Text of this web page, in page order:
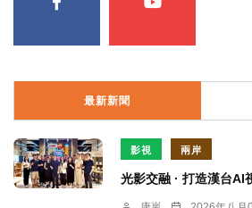
最新新聞
影視 兩岸
光影交融 · 打造漢台AI